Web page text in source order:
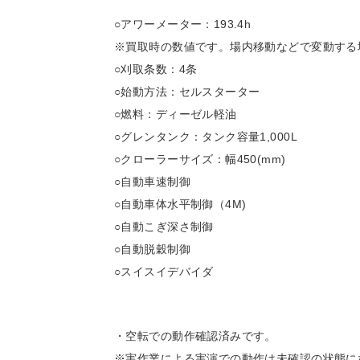
○アワーメーター：193.4h
※買取時の数値です。場内移動などで変動する
○刈取条数：4条
○始動方法：セルスターター
○燃料：ディーゼル軽油
○グレンタンク：タンク容量1,000L
○クローラーサイズ：幅450(mm)
○自動車速制御
○自動車体水平制御（4M)
○自動こぎ深さ制御
○自動脱穀制御
○スイスイデバイダ
・空転での動作確認済みです。